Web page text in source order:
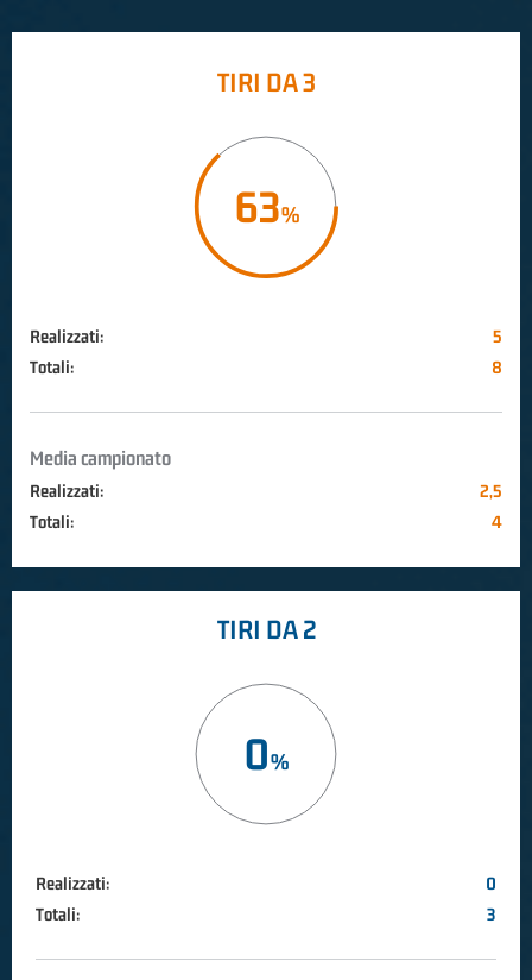
TIRI DA 3
63
Realizzati:
5
Totali:
8
Media campionato
Realizzati:
2,5
Totali:
4
TIRI DA 2
0
Realizzati:
0
Totali:
3